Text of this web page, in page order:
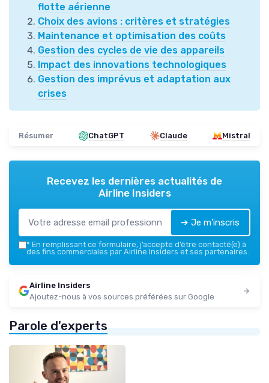
flotte aérienne
Choix des avions : critères et stratégies
Maintenance et optimisation des coûts
Gestion des cycles de vie des appareils
Impact des innovations technologiques
Gestion des imprévus et adaptation aux
crises
Résumer ChatGPT Claude Mistral
Recevez les dernières actualités de
Airline Insiders
➔ Je m'inscris
* En remplissant ce formulaire, j’accepte d’être contacté(e) à
des fins commerciales par Airline Insiders et ses partenaires.
Airline Insiders
Ajoutez-nous à vos sources préférées sur Google
Parole d'experts